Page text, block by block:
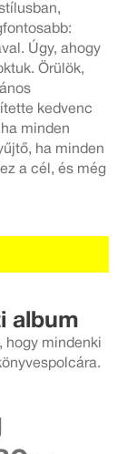
Úgy, ahogy
Örülök,
kedvenc
minden
ha minden
a cél, és még
album
hogy mindenki